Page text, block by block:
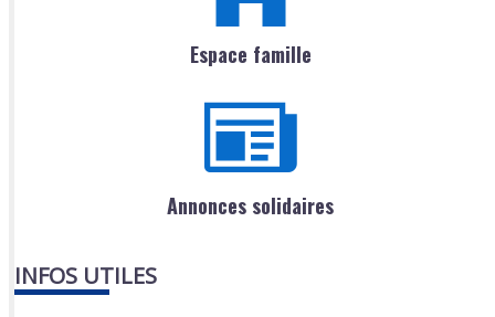
Espace famille
Annonces solidaires
INFOS UTILES